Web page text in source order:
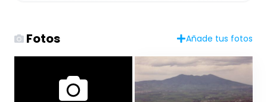
Fotos Añade tus fotos